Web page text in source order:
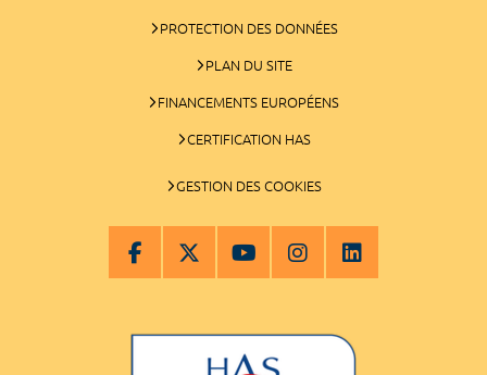
PROTECTION DES DONNÉES
PLAN DU SITE
FINANCEMENTS EUROPÉENS
CERTIFICATION HAS
GESTION DES COOKIES